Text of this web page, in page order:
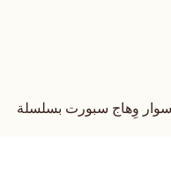
سوار وِهاج سبورت بسلسلة